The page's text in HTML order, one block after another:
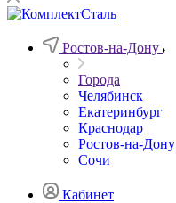
Ростов-на-Дону
Города
Челябинск
Екатеринбург
Краснодар
Ростов-на-Дону
Сочи
Кабинет